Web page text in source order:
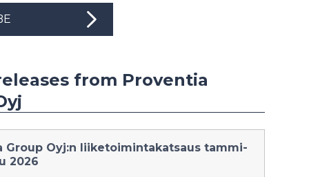
from Proventia
Group Oyj:n liiketoimintakatsaus tammi-
2026